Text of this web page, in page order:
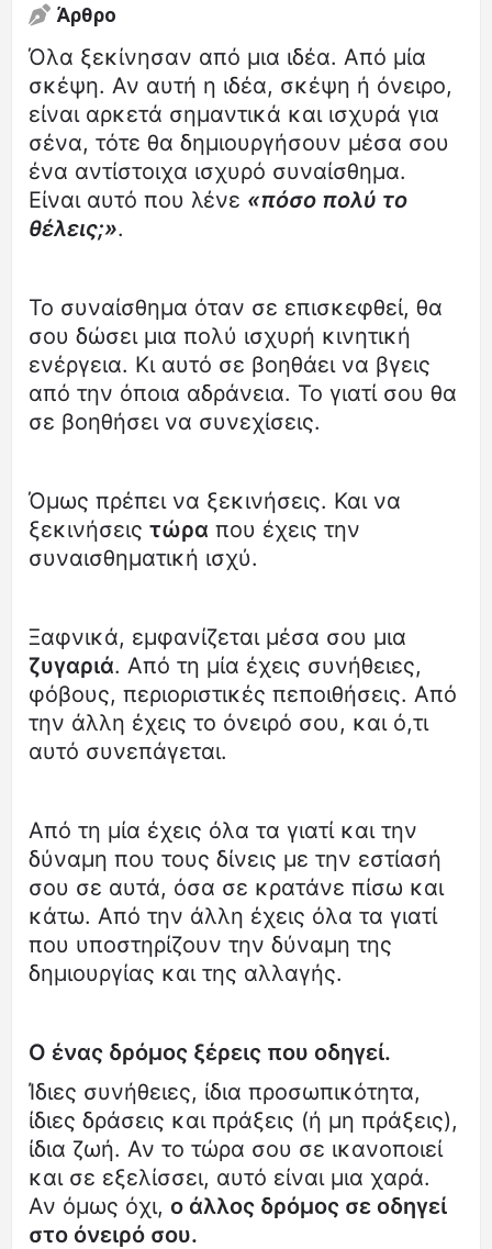
Άρθρο
Όλα ξεκίνησαν από μια ιδέα. Από μία
σκέψη. Αν αυτή η ιδέα, σκέψη ή όνειρο,
είναι αρκετά σημαντικά και ισχυρά για
σένα, τότε θα δημιουργήσουν μέσα σου
ένα αντίστοιχα ισχυρό συναίσθημα.
Είναι αυτό που λένε «πόσο πολύ το
θέλεις;».
Το συναίσθημα όταν σε επισκεφθεί, θα
σου δώσει μια πολύ ισχυρή κινητική
ενέργεια. Κι αυτό σε βοηθάει να βγεις
από την όποια αδράνεια. Το γιατί σου θα
σε βοηθήσει να συνεχίσεις.
Όμως πρέπει να ξεκινήσεις. Και να
ξεκινήσεις τώρα που έχεις την
συναισθηματική ισχύ.
Ξαφνικά, εμφανίζεται μέσα σου μια
ζυγαριά. Από τη μία έχεις συνήθειες,
φόβους, περιοριστικές πεποιθήσεις. Από
την άλλη έχεις το όνειρό σου, και ό,τι
αυτό συνεπάγεται.
Από τη μία έχεις όλα τα γιατί και την
δύναμη που τους δίνεις με την εστίασή
σου σε αυτά, όσα σε κρατάνε πίσω και
κάτω. Από την άλλη έχεις όλα τα γιατί
που υποστηρίζουν την δύναμη της
δημιουργίας και της αλλαγής.
Ο ένας δρόμος ξέρεις που οδηγεί.
Ίδιες συνήθειες, ίδια προσωπικότητα,
ίδιες δράσεις και πράξεις (ή μη πράξεις),
ίδια ζωή. Αν το τώρα σου σε ικανοποιεί
και σε εξελίσσει, αυτό είναι μια χαρά.
Αν όμως όχι, ο άλλος δρόμος σε οδηγεί
στο όνειρό σου.